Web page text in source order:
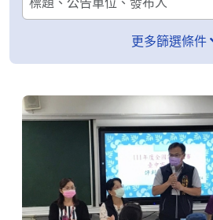
更多篩選條件